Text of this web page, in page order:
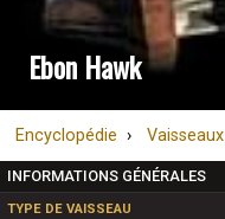
Ebon Hawk
Encyclopédie Vaisseaux
INFORMATIONS GÉNÉRALES
TYPE DE VAISSEAU